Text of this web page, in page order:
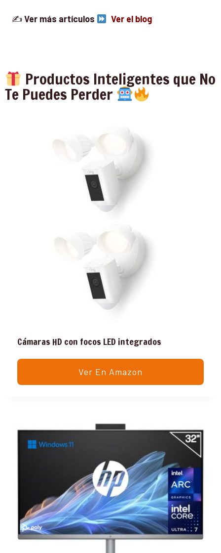
✍Ver más artículos Ver el blog
Productos Inteligentes que No
Te Puedes Perder
Cámaras HD con focos LED integrados
Ver En Amazon